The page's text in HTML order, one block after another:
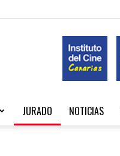
JURADO NOTICIAS